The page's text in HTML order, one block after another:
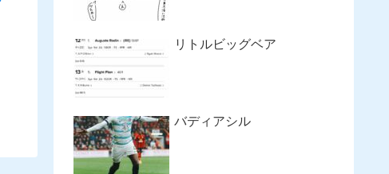
リトルビッグベア
バディアシル